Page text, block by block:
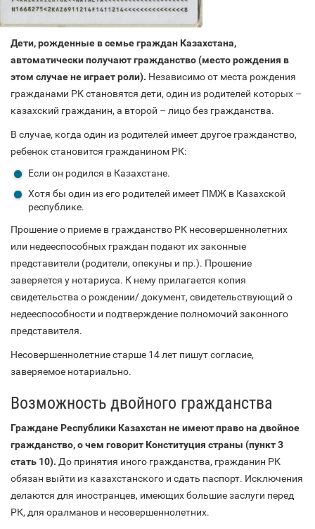
Дети, рожденные в семье граждан Казахстана,
автоматически получают гражданство (место рождения в
этом случае не играет роли). Независимо от места рождения
гражданами РК становятся дети, один из родителей которых –
казахский гражданин, а второй – лицо без гражданства.
В случае, когда один из родителей имеет другое гражданство,
ребенок становится гражданином РК:
Если он родился в Казахстане.
Хотя бы один из его родителей имеет ПМЖ в Казахской
республике.
Прошение о приеме в гражданство РК несовершеннолетних
или недееспособных граждан подают их законные
представители (родители, опекуны и пр.). Прошение
заверяется у нотариуса. К нему прилагается копия
свидетельства о рождении/ документ, свидетельствующий о
недееспособности и подтверждение полномочий законного
представителя.
Несовершеннолетние старше 14 лет пишут согласие,
заверяемое нотариально.
Возможность двойного гражданства
Граждане Республики Казахстан не имеют право на двойное
гражданство, о чем говорит Конституция страны (пункт 3
стать 10). До принятия иного гражданства, гражданин РК
обязан выйти из казахстанского и сдать паспорт. Исключения
делаются для иностранцев, имеющих большие заслуги перед
РК, для оралманов и несовершеннолетних.